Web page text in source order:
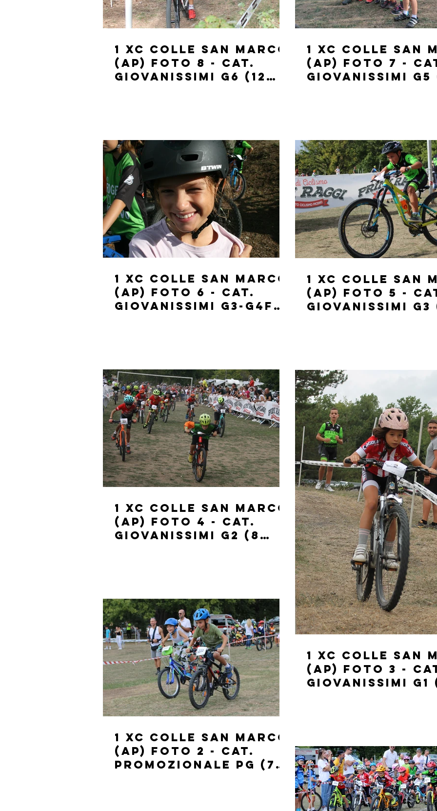
1 XC Colle San Marco
(AP) FOTO 8 - CAT.
GIOVANISSIMI G6 (12
1 XC Colle San
(AP) FOTO 7 -
GIOVANISSIMI G5
1 XC Colle San Marco
(AP) FOTO 6 - CAT.
GIOVANISSIMI G3-G4F
1 XC Colle San
(AP) FOTO 5 -
GIOVANISSIMI G3
1 XC Colle San Marco
(AP) FOTO 4 - CAT.
GIOVANISSIMI G2 (8
1 XC Colle San
(AP) FOTO 3 -
GIOVANISSIMI G1
1 XC Colle San Marco
(AP) FOTO 2 - CAT.
PROMOZIONALE PG (7-